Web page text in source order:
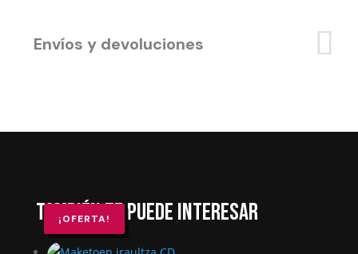
Envíos y devoluciones
También te puede interesar
¡OFERTA!
¡OFERTA!